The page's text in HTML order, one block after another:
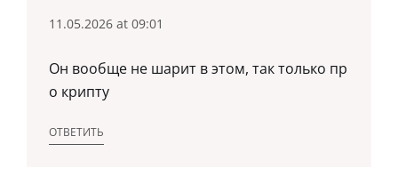
11.05.2026 at 09:01
Он вообще не шарит в этом, так только пр
о крипту
ОТВЕТИТЬ